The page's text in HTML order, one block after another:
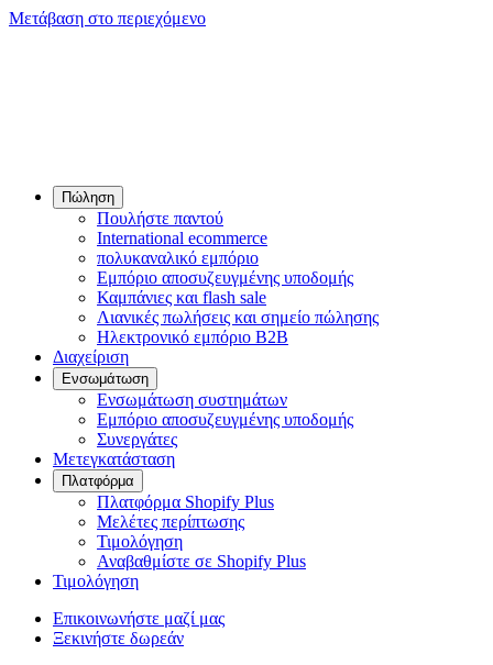
Μετάβαση στο περιεχόμενο
Πώληση
Πουλήστε παντού
International ecommerce
πολυκαναλικό εμπόριο
Εμπόριο αποσυζευγμένης υποδομής
Καμπάνιες και flash sale
Λιανικές πωλήσεις και σημείο πώλησης
Ηλεκτρονικό εμπόριο B2B
Διαχείριση
Ενσωμάτωση
Ενσωμάτωση συστημάτων
Εμπόριο αποσυζευγμένης υποδομής
Συνεργάτες
Μετεγκατάσταση
Πλατφόρμα
Πλατφόρμα Shopify Plus
Μελέτες περίπτωσης
Τιμολόγηση
Αναβαθμίστε σε Shopify Plus
Τιμολόγηση
Επικοινωνήστε μαζί μας
Ξεκινήστε δωρεάν